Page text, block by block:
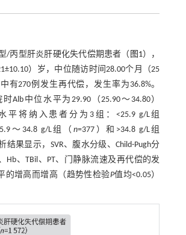
/丙型肝炎肝硬化失代偿期患者（ 图1），
）岁，中位随访时间28.00个月（25
有270例发生再代偿，发生率为36.8%。
Alb中位水平为29.90（25.90～34.80）
平将纳入患者分为3组：<25.9 g/L组
～34.8 g/L组（ n=377）和>34.8 g/L组
结果显示，SVR、腹水分级、Child-Pugh分
Hb、TBil、PT、门静脉流速及再代偿的发
的增高而增高（趋势性检验P值均<0.05）